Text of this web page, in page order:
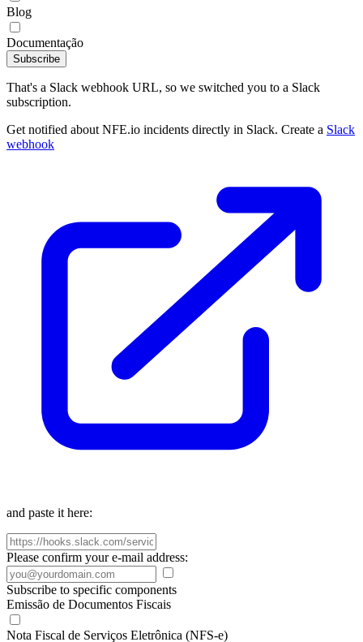
Blog
Documentação
Subscribe
That's a Slack webhook URL, so we switched you to a Slack
subscription.
Get notified about NFE.io incidents directly in Slack. Create a Slack
webhook
and paste it here:
Please confirm your e-mail address:
Subscribe to specific components
Emissão de Documentos Fiscais
Nota Fiscal de Serviços Eletrônica (NFS-e)